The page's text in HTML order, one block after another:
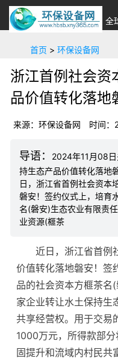
全
首页 > 环保设备网
浙江首例社会资
品价值转化落地
来源：环保设备网 时间
2024年11月08
持生态产品价值转化落地
日，浙江省首例社会资本
磐安！签约仪式上，培育
名(磐安)生态农业有限责
业资源(榧茶
近日，浙江省首例
价值转化落地磐安！签
品的社会资本方榧茶名
家企业转让水土保持生
共享经营权。用于交易
1000万元，所得款部
固提升和流域内村民共